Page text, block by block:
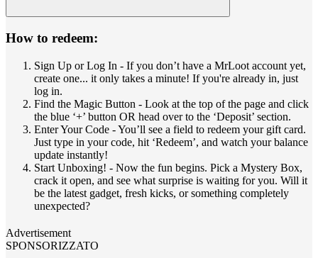
How to redeem:
Sign Up or Log In - If you don’t have a MrLoot account yet,
create one... it only takes a minute! If you're already in, just
log in.
Find the Magic Button - Look at the top of the page and click
the blue ‘+’ button OR head over to the ‘Deposit’ section.
Enter Your Code - You’ll see a field to redeem your gift card.
Just type in your code, hit ‘Redeem’, and watch your balance
update instantly!
Start Unboxing! - Now the fun begins. Pick a Mystery Box,
crack it open, and see what surprise is waiting for you. Will it
be the latest gadget, fresh kicks, or something completely
unexpected?
Advertisement
SPONSORIZZATO